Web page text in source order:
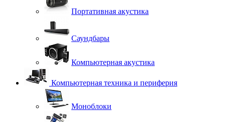
Портативная акустика
Саундбары
Компьютерная акустика
Компьютерная техника и периферия
Моноблоки